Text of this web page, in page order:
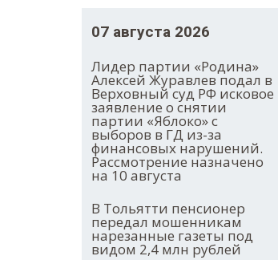
07 августа 2026
Лидер партии «Родина»
Алексей Журавлев подал в
Верховный суд РФ исковое
заявление о снятии
партии «Яблоко» с
выборов в ГД из-за
финансовых нарушений.
Рассмотрение назначено
на 10 августа
В Тольятти пенсионер
передал мошенникам
нарезанные газеты под
видом 2,4 млн рублей